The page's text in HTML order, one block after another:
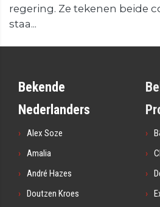
regering. Ze tekenen beide
staa...
Bekende
Nederlanders
Alex Soze
Amalia
André Hazes
Doutzen Kroes